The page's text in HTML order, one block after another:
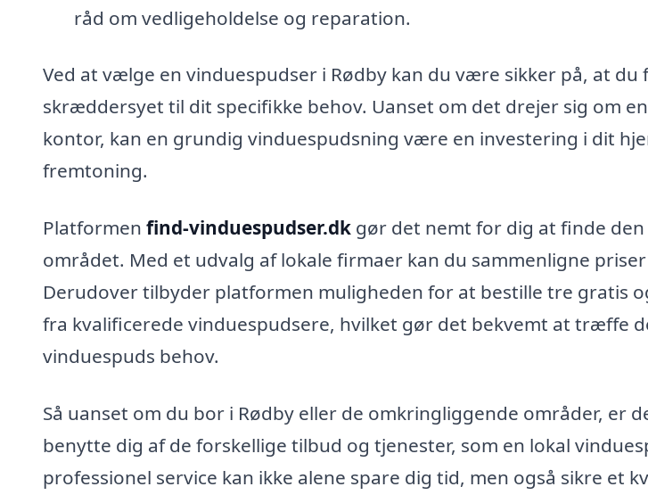
råd om vedligeholdelse og reparation.
Ved at vælge en vinduespudser i Rødby kan du være sikker på, at du
skræddersyet til dit specifikke behov. Uanset om det drejer sig om
kontor, kan en grundig vinduespudsning være en investering i dit
fremtoning.
Platformen find-vinduespudser.dk gør det nemt for dig at finde
området. Med et udvalg af lokale firmaer kan du sammenligne
Derudover tilbyder platformen muligheden for at bestille tre gratis
fra kvalificerede vinduespudsere, hvilket gør det bekvemt at træffe
vinduespuds behov.
Så uanset om du bor i Rødby eller de omkringliggende områder, er
benytte dig af de forskellige tilbud og tjenester, som en lokal
professionel service kan ikke alene spare dig tid, men også sikre et